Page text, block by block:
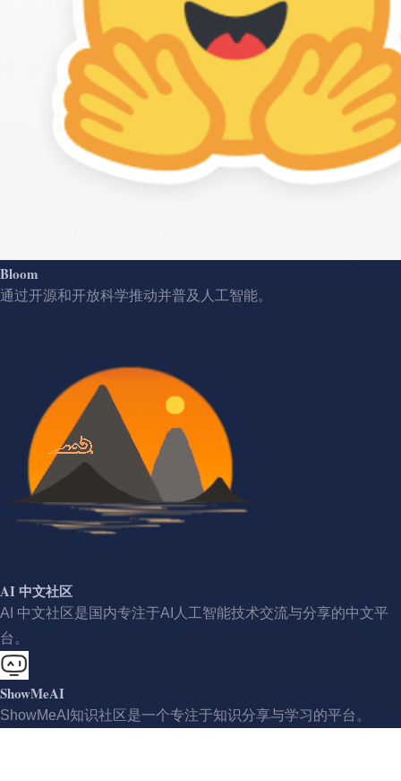
Bloom
通过开源和开放科学推动并普及人工智能。
AI 中文社区
AI 中文社区是国内专注于AI人工智能技术交流与分享的中文平
台。
ShowMeAI
ShowMeAI知识社区是一个专注于知识分享与学习的平台。